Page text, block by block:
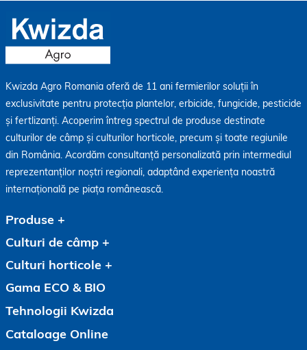
Kwizda Agro Romania oferă de 11 ani fermierilor soluții în
exclusivitate pentru protecția plantelor, erbicide, fungicide, pesticide
și fertlizanți. Acoperim întreg spectrul de produse destinate
culturilor de câmp și culturilor horticole, precum și toate regiunile
din România. Acordăm consultanță personalizată prin intermediul
reprezentanților noștri regionali, adaptând experiența noastră
internațională pe piața românească.
Produse
Culturi de câmp
Culturi horticole
Gama ECO & BIO
Tehnologii Kwizda
Cataloage Online